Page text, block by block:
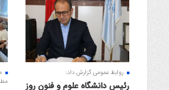
روابط عمومی گزارش داد:
رئیس دانشگاه علوم و فنون روز